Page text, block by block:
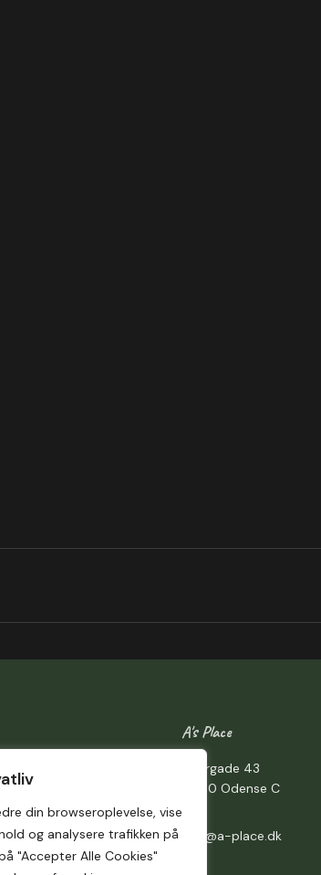
din browseroplevelse, vise
og analysere trafikken på
"Accepter Alle Cookies"
A's Place
Overgade 43
5000 Odense C
info@a-place.dk